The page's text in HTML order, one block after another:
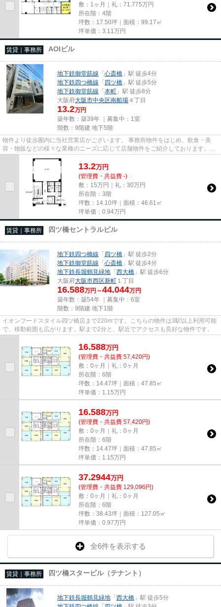
敷：1ヶ月｜礼：71.775万円
所在階：4階
坪数：17.50坪｜面積：99.17㎡
坪単価： 3.11 万円
賃貸｜事務所 AOIビル
地下鉄御堂筋線 「心斎橋 」駅 徒歩4分
地下鉄四つ橋線 「四ツ橋 」駅 徒歩5分
地下鉄御堂筋線 「本町 」駅 徒歩8分
大阪府大阪市中央区南船場 ４丁目
13.2万円
築年数：築39年 ｜募集中： 1室
階数：9階建 地下5階
物件より徒歩圏内に当社営業店がございます。 事務所物件をはじめ、飲食・美
容・物販などの様々な業種のニーズに応じて店舗物件をご紹介しております。
尚、弊社ではおとり広告は一切...
13.2万円
(管理費・共益費 -)
敷：15万円｜礼：30万円
所在階：3階
坪数：14.10坪｜面積：46.61㎡
坪単価： 0.94万円
賃貸｜事務所 四ツ橋セントラルビル
地下鉄四つ橋線 「四ツ橋 」駅 徒歩2分
地下鉄御堂筋線 「心斎橋 」駅 徒歩4分
地下鉄長堀鶴見緑地 「西大橋 」駅 徒歩6分
大阪府大阪市西区新町 １丁目
16.588万円～44.044万円
築年数：築54年 ｜募集中： 6室
階数：9階建 地下1階
イオンフードスタイル四ツ橋店まで220mです。こちらの物件は3駅以上利用可能
で、移動範囲も広がります。駅まで2分と、駅近でアクセスも良好な物件です。
16.588万円
(管理費・共益費 57,420円)
敷：0ヶ月｜礼：0ヶ月
所在階：6階
坪数：14.47坪｜面積：47.85㎡
坪単価： 1.15万円
16.588万円
(管理費・共益費 57,420円)
敷：0ヶ月｜礼：0ヶ月
所在階：6階
坪数：14.47坪｜面積：47.85㎡
坪単価： 1.15万円
37.2944万円
(管理費・共益費 129,096円)
敷：0ヶ月｜礼：0ヶ月
所在階：6階
坪数：38.43坪｜面積：127.05㎡
坪単価： 0.97万円
全6件を表示する
賃貸｜事務所 四ツ橋スタービル（テナント）
地下鉄長堀鶴見緑地 「西大橋 」駅 徒歩5分